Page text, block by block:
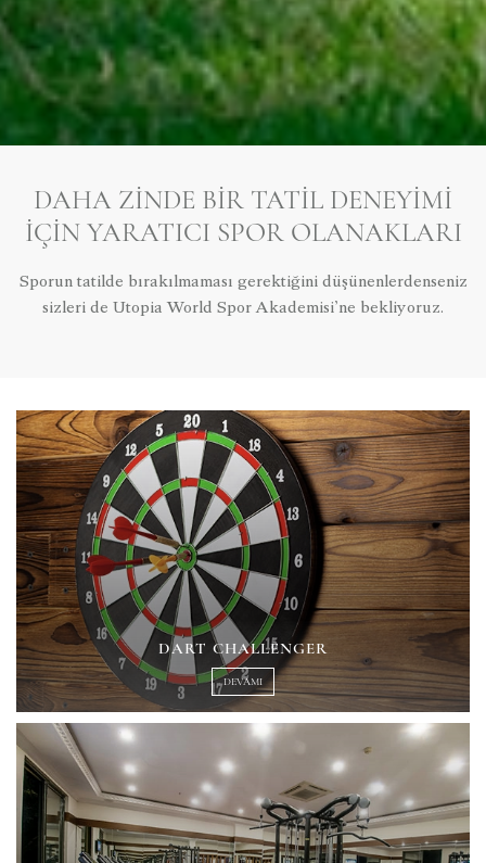
DAHA ZINDE BIR TATIL DENEYIMI
İÇIN YARATICI SPOR OLANAKLARI
Sporun tatilde bırakılmaması gerektiğini düşünenlerdenseniz
sizleri de Utopia World Spor Akademisi’ne bekliyoruz.
DART CHALLENGER
DEVAMI